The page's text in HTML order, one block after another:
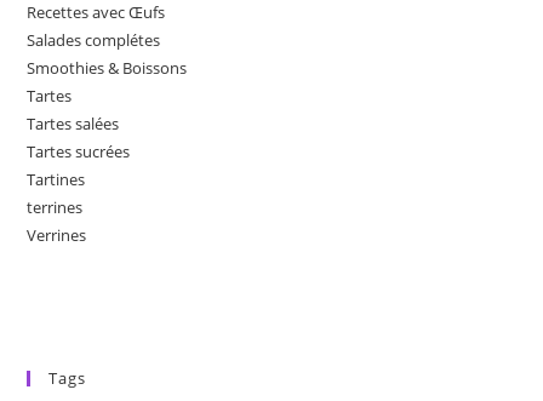
Recettes avec Œufs
Salades complétes
Smoothies & Boissons
Tartes
Tartes salées
Tartes sucrées
Tartines
terrines
Verrines
Tags